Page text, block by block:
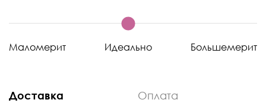
Маломерит Идеально Большемерит
Доставка Оплата